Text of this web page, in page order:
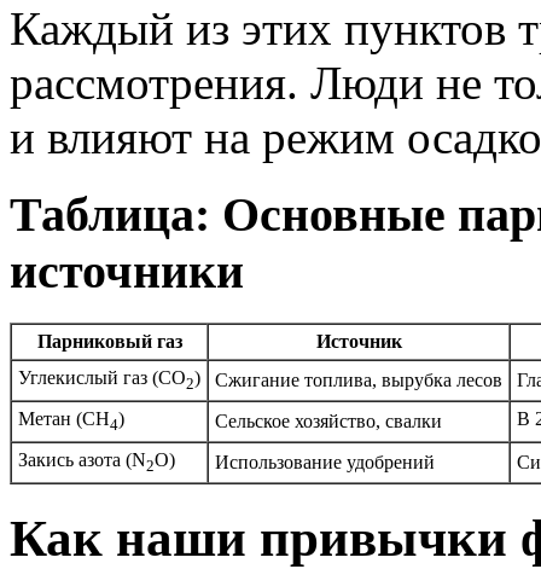
Каждый из этих пунктов
рассмотрения. Люди не
и влияют на режим
Таблица: Основные
источники
Парниковый газ
Источник
Углекислый газ (CO2) Сжигание топлива, вырубка лесов
Метан (CH4) Сельское хозяйство, свалки
В
Закись азота (N2O) Использование удобрений
Как наши привычки